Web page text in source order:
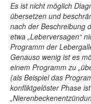
Es ist nicht möglich
übersetzen und
nach der Beschreibung
etwa „Leberversagen“
Programm der
Genauso wenig ist es
einem Programm zu
(als Beispiel das
konfliktgelöster Phase